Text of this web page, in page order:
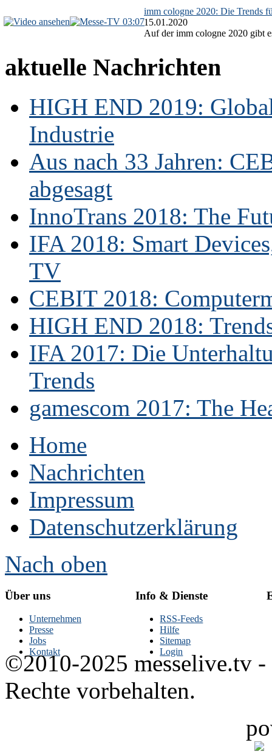
03:07
imm cologne 2020: Die Trends
15.01.2020
Auf der imm cologne 2020 gibt
aktuelle Nachrichten
HIGH END 2019:
Industrie
Aus nach 33 Jahren:
abgesagt
InnoTrans 2018: The
IFA 2018: Smart
TV
CEBIT 2018:
HIGH END 2018:
IFA 2017: Die
Trends
gamescom 2017: The
Home
Nachrichten
Impressum
Datenschutzerklärung
Nach oben
Über uns
Unternehmen
Presse
Jobs
Kontakt
Info & Dienste
RSS-Feeds
Hilfe
Sitemap
Login
©2010-2025 messelive.tv -
Rechte vorbehalten.